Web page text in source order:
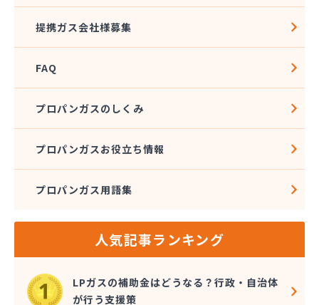
提携ガス会社様募集
FAQ
プロパンガスのしくみ
プロパンガスお役立ち情報
プロパンガス用語集
人気記事ランキング
LPガスの補助金はどうなる？行政・自治体
が行う支援策